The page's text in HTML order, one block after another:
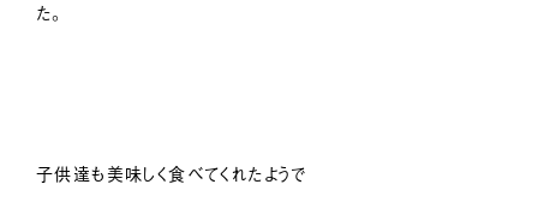
た。
子供達も美味しく食べてくれたようで